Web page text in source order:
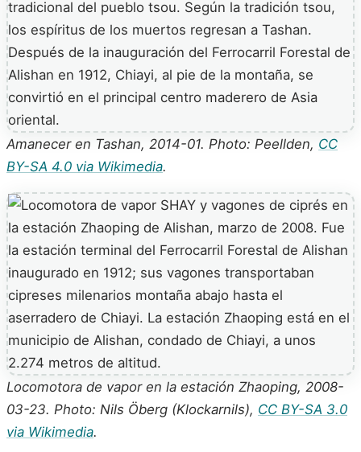
Amanecer en Tashan, 2014-01. Photo: Peellden, CC
BY-SA 4.0 via Wikimedia.
Locomotora de vapor en la estación Zhaoping, 2008-
03-23. Photo: Nils Öberg (Klockarnils), CC BY-SA 3.0
via Wikimedia.